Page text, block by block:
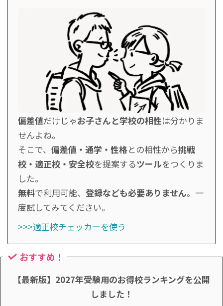
偏差値だけじゃお子さんと学校の相性は分かりま
せんよね。
そこで、 偏差値・通学・性格との相性から挑戦
校・適正校・安全校を提案するツールをつくりま
した。
無料で利用可能、 登録なども必要ありません。一
度試してみてください。
>>>適正校チェッカーを使う
おすすめ！
【最新版】2027年受験用のお得校ランキングを公開
しました！